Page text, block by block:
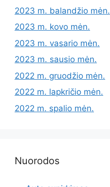
2023 m. balandžio mėn.
2023 m. kovo mėn.
2023 m. vasario mėn.
2023 m. sausio mėn.
2022 m. gruodžio mėn.
2022 m. lapkričio mėn.
2022 m. spalio mėn.
Nuorodos